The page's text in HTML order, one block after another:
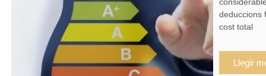
deduccions
cost total
Llegir